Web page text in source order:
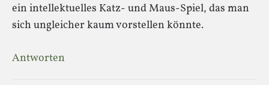
ein intellektuelles Katz- und Maus-Spiel, das man
sich ungleicher kaum vorstellen könnte.
Antworten